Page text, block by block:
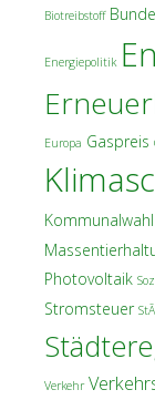
Biotreibstoff
Energiepolitik
Europa Gaspreis
Photovoltaik
Stromsteuer
Verkehr